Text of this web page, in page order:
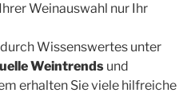
Weinauswahl nur Ihr
Wissenswertes unter
Weintrends und
erhalten Sie viele hilfreiche